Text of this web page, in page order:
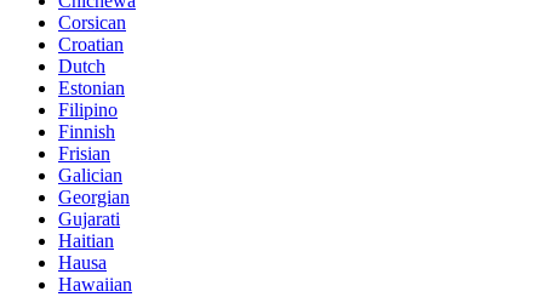
Corsican
Croatian
Dutch
Estonian
Filipino
Finnish
Frisian
Galician
Georgian
Gujarati
Haitian
Hausa
Hawaiian